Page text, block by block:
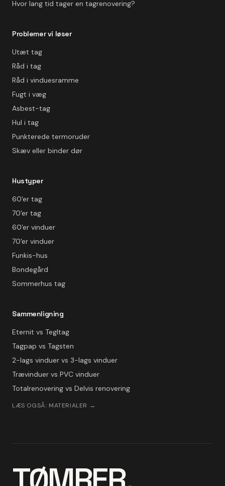
Hvor lang tid tager en tagrenovering?
Problemer vi løser
Utæt tag
Råd i tag
Råd i vinduesramme
Fugt i væg
Asbest-tag
Hul i tag
Punkterede termoruder
Skæv eller binder dør
Hustyper
60'er tag
70'er tag
60'er vinduer
70'er vinduer
Funkis-hus
Bondegård
Sommerhus tag
Sammenligning
Eternit vs Tegltag
Tagpap vs Tagsten
2-lags vinduer vs 3-lags vinduer
Trævinduer vs PVC vinduer
Totalrenovering vs Delvis renovering
LÆS OGSÅ: MATERIALER →